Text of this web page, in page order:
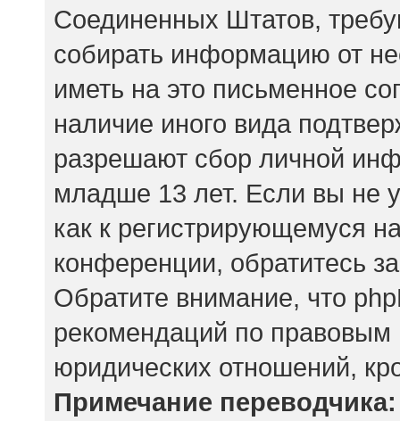
Соединенных Штатов,
собирать информацию от
иметь на это письменное
наличие иного вида
разрешают сбор личной
младше 13 лет. Если вы не
как к регистрирующемуся
конференции, обратитесь
Обратите внимание, что
рекомендаций по правовым
юридических отношений,
Примечание